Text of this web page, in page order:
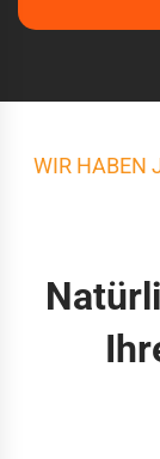
WIR HABEN